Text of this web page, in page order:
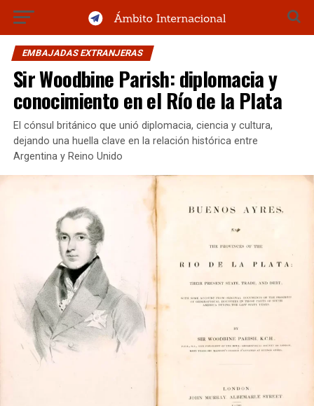
EMBAJADAS EXTRANJERAS
Sir Woodbine Parish: diplomacia y
conocimiento en el Río de la Plata
El cónsul británico que unió diplomacia, ciencia y cultura,
dejando una huella clave en la relación histórica entre
Argentina y Reino Unido